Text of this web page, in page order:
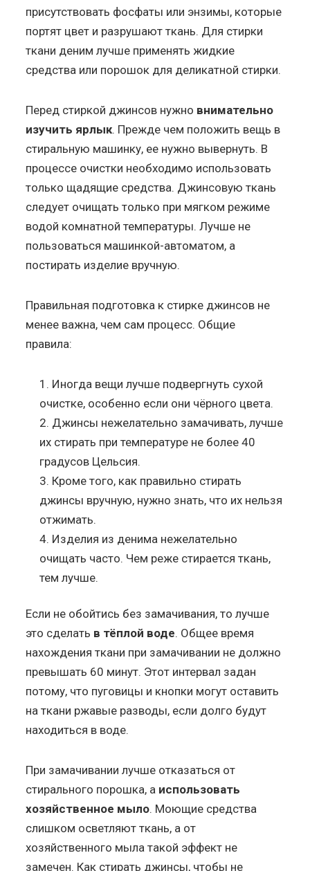
присутствовать фосфаты или энзимы, которые
портят цвет и разрушают ткань. Для стирки
ткани деним лучше применять жидкие
средства или порошок для деликатной стирки.
Перед стиркой джинсов нужно внимательно
изучить ярлык. Прежде чем положить вещь в
стиральную машинку, ее нужно вывернуть. В
процессе очистки необходимо использовать
только щадящие средства. Джинсовую ткань
следует очищать только при мягком режиме
водой комнатной температуры. Лучше не
пользоваться машинкой-автоматом, а
постирать изделие вручную.
Правильная подготовка к стирке джинсов не
менее важна, чем сам процесс. Общие
правила:
Иногда вещи лучше подвергнуть сухой
очистке, особенно если они чёрного цвета.
Джинсы нежелательно замачивать, лучше
их стирать при температуре не более 40
градусов Цельсия.
Кроме того, как правильно стирать
джинсы вручную, нужно знать, что их нельзя
отжимать.
Изделия из денима нежелательно
очищать часто. Чем реже стирается ткань,
тем лучше.
Если не обойтись без замачивания, то лучше
это сделать в тёплой воде. Общее время
нахождения ткани при замачивании не должно
превышать 60 минут. Этот интервал задан
потому, что пуговицы и кнопки могут оставить
на ткани ржавые разводы, если долго будут
находиться в воде.
При замачивании лучше отказаться от
стирального порошка, а использовать
хозяйственное мыло. Моющие средства
слишком осветляют ткань, а от
хозяйственного мыла такой эффект не
замечен. Как стирать джинсы, чтобы не